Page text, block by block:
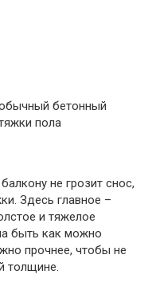
бетонный
пола
не грозит снос,
Здесь главное –
и тяжелое
быть как можно
прочнее, чтобы не
толщине.